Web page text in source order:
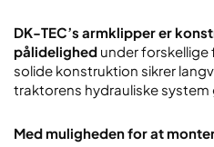
DK-TEC’s armklipper er
pålidelighed under
solide konstruktion sikrer
traktorens hydrauliske system
Med muligheden for at